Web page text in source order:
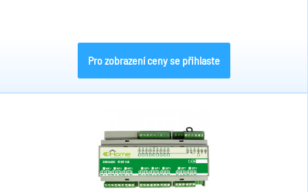
Pro zobrazení ceny se přihlaste